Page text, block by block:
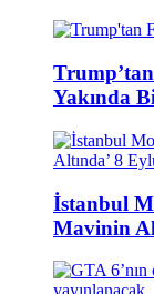
Trump’tan
Yakında
İstanbul
Mavinin